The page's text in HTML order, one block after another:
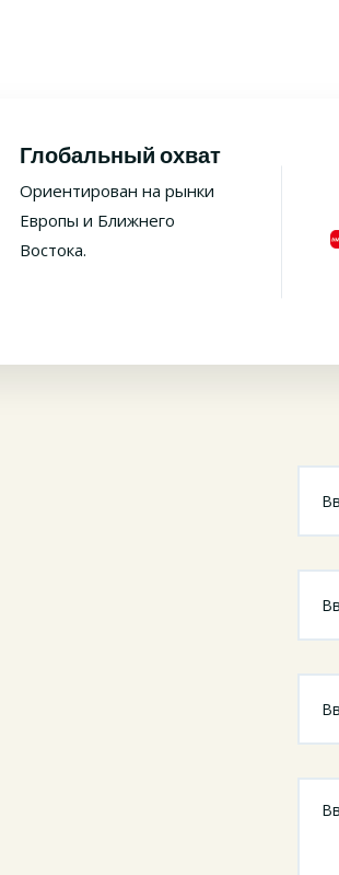
Глобальный охват
Ориентирован на рынки
Европы и Ближнего
Востока.